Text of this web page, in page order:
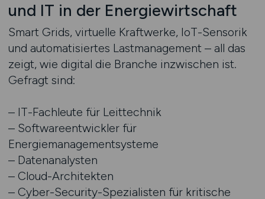
und IT in der Energiewirtschaft
Smart Grids, virtuelle Kraftwerke, IoT-Sensorik
und automatisiertes Lastmanagement – all das
zeigt, wie digital die Branche inzwischen ist.
Gefragt sind:
– IT-Fachleute für Leittechnik
– Softwareentwickler für
Energiemanagementsysteme
– Datenanalysten
– Cloud-Architekten
– Cyber-Security-Spezialisten für kritische